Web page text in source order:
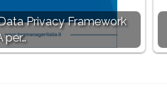
Privacy Framework
per…